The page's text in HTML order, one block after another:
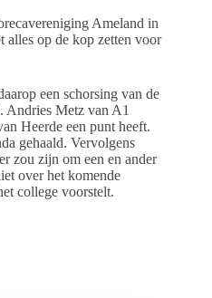
Ameland in
alles op de kop zetten voor
een schorsing van de
Andries Metz van A1
Heerde een punt heeft.
gehaald. Vervolgens
zou zijn om een en ander
over het komende
college voorstelt.